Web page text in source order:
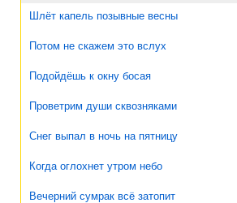
Шлёт капель позывные весны
Потом не скажем это вслух
Подойдёшь к окну босая
Проветрим души сквозняками
Снег выпал в ночь на пятницу
Когда оглохнет утром небо
Вечерний сумрак всё затопит